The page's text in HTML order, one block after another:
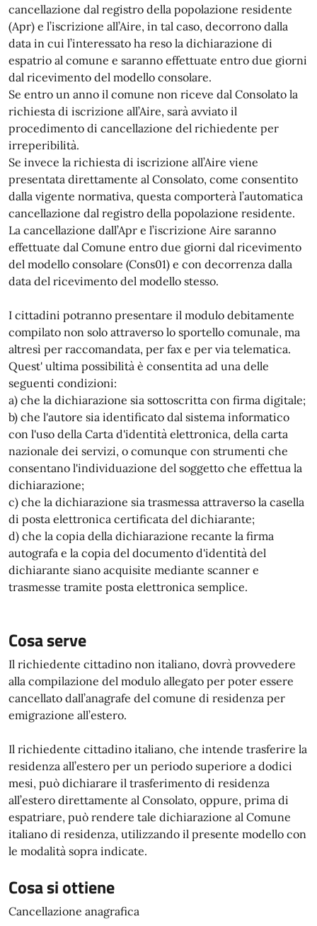
cancellazione dal registro della popolazione residente
(Apr) e l’iscrizione all’Aire, in tal caso, decorrono dalla
data in cui l’interessato ha reso la dichiarazione di
espatrio al comune e saranno effettuate entro due giorni
dal ricevimento del modello consolare.
Se entro un anno il comune non riceve dal Consolato la
richiesta di iscrizione all’Aire, sarà avviato il
procedimento di cancellazione del richiedente per
irreperibilità.
Se invece la richiesta di iscrizione all’Aire viene
presentata direttamente al Consolato, come consentito
dalla vigente normativa, questa comporterà l’automatica
cancellazione dal registro della popolazione residente.
La cancellazione dall’Apr e l’iscrizione Aire saranno
effettuate dal Comune entro due giorni dal ricevimento
del modello consolare (Cons01) e con decorrenza dalla
data del ricevimento del modello stesso.
I cittadini potranno presentare il modulo debitamente
compilato non solo attraverso lo sportello comunale, ma
altresì per raccomandata, per fax e per via telematica.
Quest' ultima possibilità è consentita ad una delle
seguenti condizioni:
a) che la dichiarazione sia sottoscritta con firma digitale;
b) che l'autore sia identificato dal sistema informatico
con l'uso della Carta d'identità elettronica, della carta
nazionale dei servizi, o comunque con strumenti che
consentano l'individuazione del soggetto che effettua la
dichiarazione;
c) che la dichiarazione sia trasmessa attraverso la casella
di posta elettronica certificata del dichiarante;
d) che la copia della dichiarazione recante la firma
autografa e la copia del documento d'identità del
dichiarante siano acquisite mediante scanner e
trasmesse tramite posta elettronica semplice.
Cosa serve
Il richiedente cittadino non italiano, dovrà provvedere
alla compilazione del modulo allegato per poter essere
cancellato dall’anagrafe del comune di residenza per
emigrazione all’estero.
Il richiedente cittadino italiano, che intende trasferire la
residenza all’estero per un periodo superiore a dodici
mesi, può dichiarare il trasferimento di residenza
all’estero direttamente al Consolato, oppure, prima di
espatriare, può rendere tale dichiarazione al Comune
italiano di residenza, utilizzando il presente modello con
le modalità sopra indicate.
Cosa si ottiene
Cancellazione anagrafica